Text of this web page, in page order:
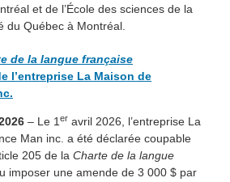
et de l’École des sciences de la
du Québec à Montréal.
de la langue française
l’entreprise La Maison de
– Le 1 er avril 2026, l’entreprise La
Man inc. a été déclarée coupable
205 de la Charte de la langue
imposer une amende de 3 000 $ par